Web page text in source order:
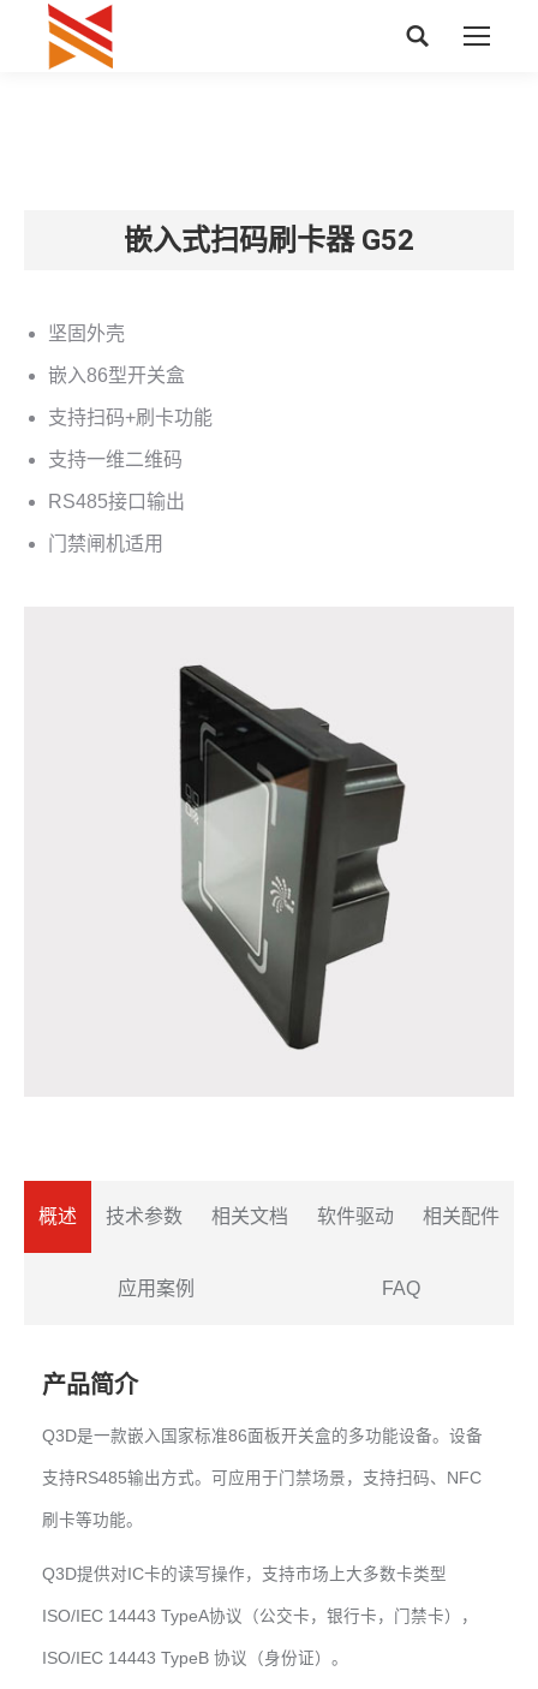
搜
嵌入式扫码刷卡器 G52
坚固外壳
嵌入86型开关盒
支持扫码+刷卡功能
支持一维二维码
RS485接口输出
门禁闸机适用
概述 技术参数 相关文档 软件驱动 相关配件
应用案例 FAQ
产品简介
Q3D是一款嵌入国家标准86面板开关盒的多功能设备。设备
支持RS485输出方式。可应用于门禁场景，支持扫码、NFC
刷卡等功能。
Q3D提供对IC卡的读写操作，支持市场上大多数卡类型
ISO/IEC 14443 TypeA协议（公交卡，银行卡，门禁卡），
ISO/IEC 14443 TypeB 协议（身份证）。